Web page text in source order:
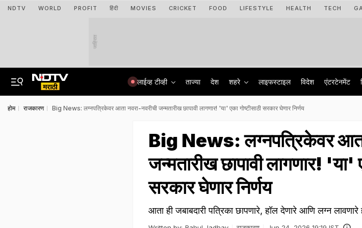
NDTV WORLD PROFIT हिंदी MOVIES CRICKET FOOD LIFESTYLE HEALTH TECH
जाहिरात
लाईव्ह टीव्ही ताज्या देश शहरे लाइफस्टाइल विदेश एंटरटेनमेंट
होम राजकारण Big News: लग्नपत्रिकेवर आता नवरा-नवरीची जन्मतारीख छापावी लागणार! 'या' एका गोष्टीसाठी सरकार घेणार निर्णय
Big News: लग्नपत्रिकेवर आता
जन्मतारीख छापावी लागणार! 'या'
सरकार घेणार निर्णय
आता ही जबाबदारी पत्रिका छापणारे, हॉल देणारे आणि लग्न लावणारे